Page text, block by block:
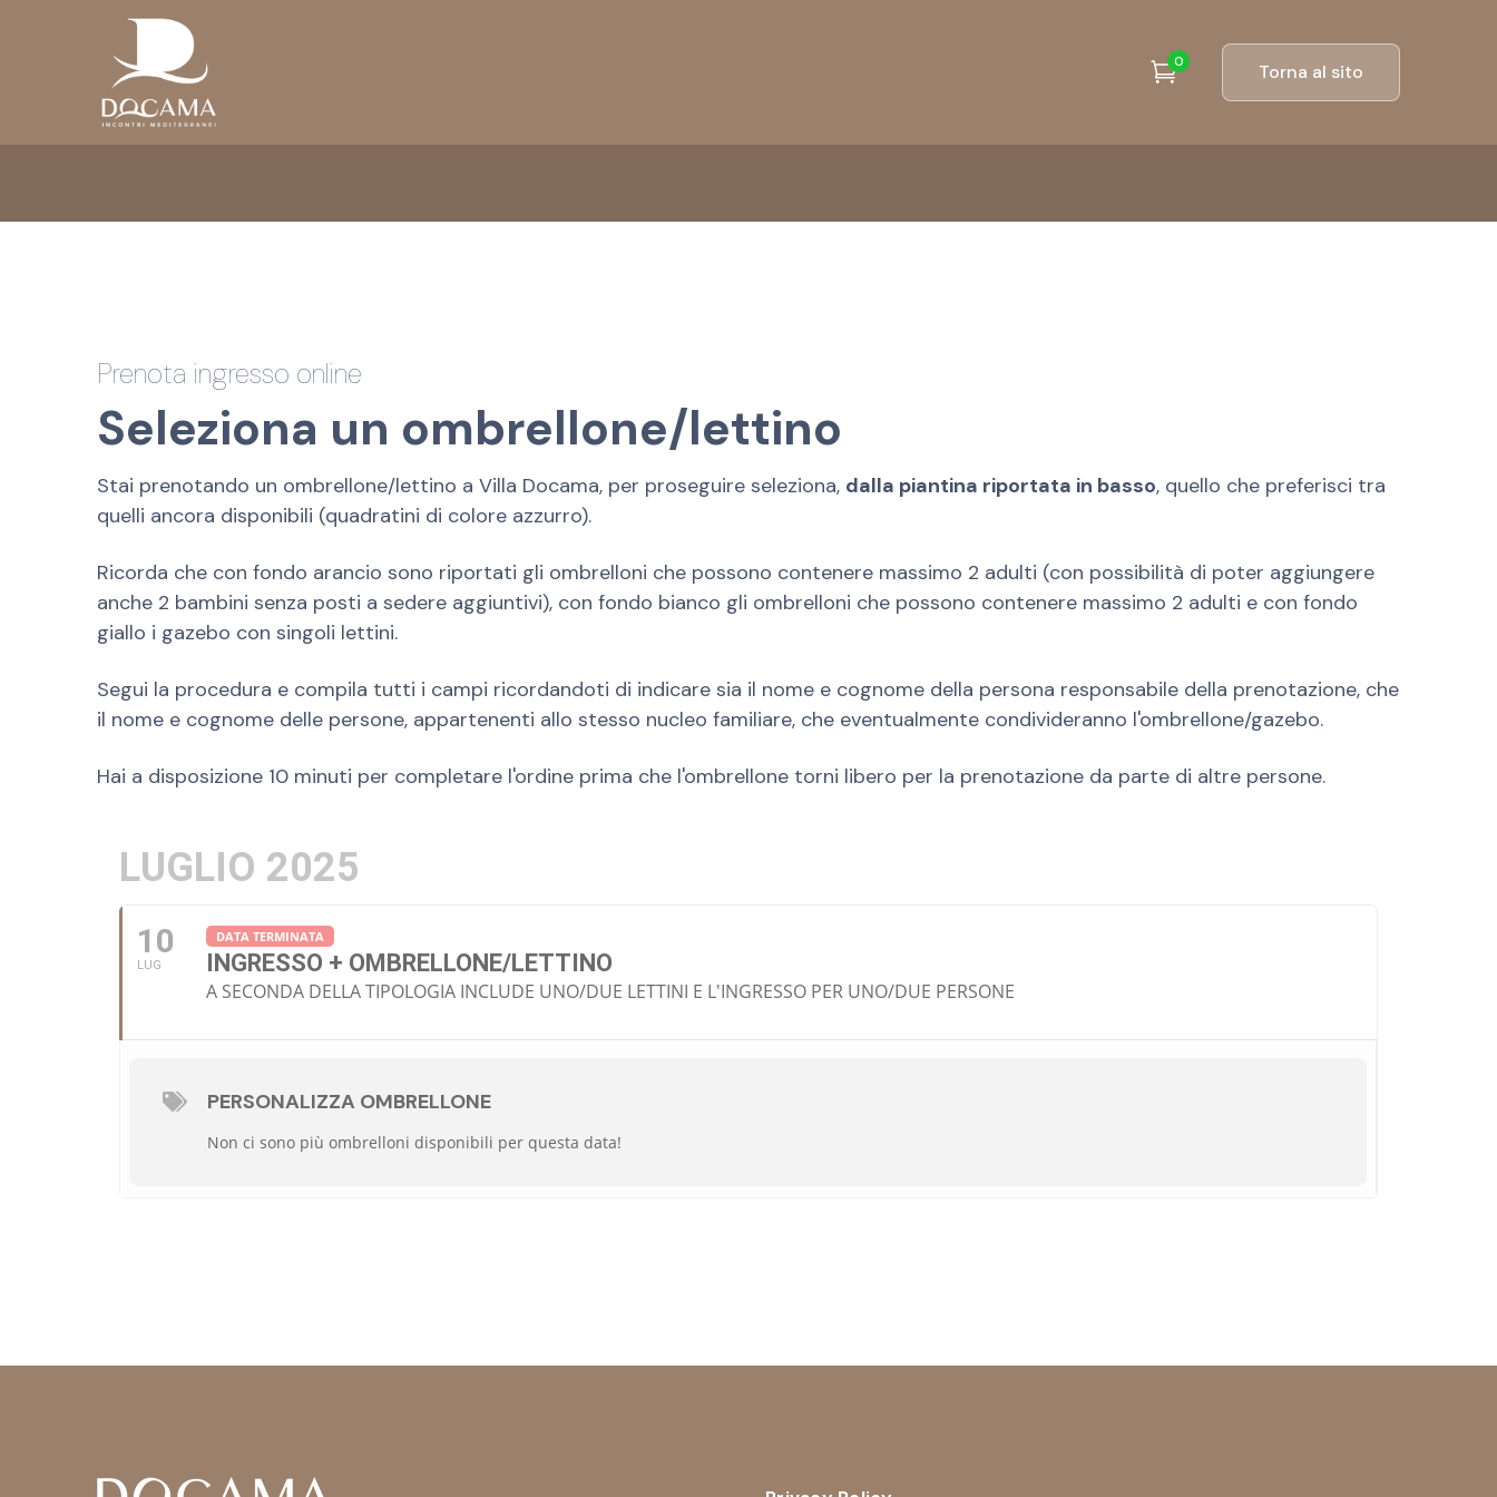
0 Torna al sito
Prenota ingresso online
Seleziona un ombrellone/lettino
Stai prenotando un ombrellone/lettino a Villa Docama, per proseguire seleziona, dalla piantina riportata in basso, quello che preferisci tra
quelli ancora disponibili (quadratini di colore azzurro).
Ricorda che con fondo arancio sono riportati gli ombrelloni che possono contenere massimo 2 adulti (con possibilità di poter aggiungere
anche 2 bambini senza posti a sedere aggiuntivi), con fondo bianco gli ombrelloni che possono contenere massimo 2 adulti e con fondo
giallo i gazebo con singoli lettini.
Segui la procedura e compila tutti i campi ricordandoti di indicare sia il nome e cognome della persona responsabile della prenotazione, che
il nome e cognome delle persone, appartenenti allo stesso nucleo familiare, che eventualmente condivideranno l'ombrellone/gazebo.
Hai a disposizione 10 minuti per completare l'ordine prima che l'ombrellone torni libero per la prenotazione da parte di altre persone.
LUGLIO 2025
10
LUG
DATA TERMINATA
INGRESSO + OMBRELLONE/LETTINO
A SECONDA DELLA TIPOLOGIA INCLUDE UNO/DUE LETTINI E L'INGRESSO PER UNO/DUE PERSONE
PERSONALIZZA OMBRELLONE
Non ci sono più ombrelloni disponibili per questa data!